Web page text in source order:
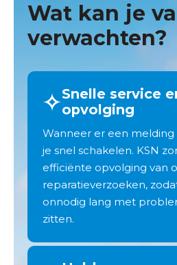
Wat kan je
verwachten?
Snelle service
opvolging
Wanneer er een
je snel schakelen. KSN
efficiënte opvolging van
reparatieverzoeken,
onnodig lang met
zitten.